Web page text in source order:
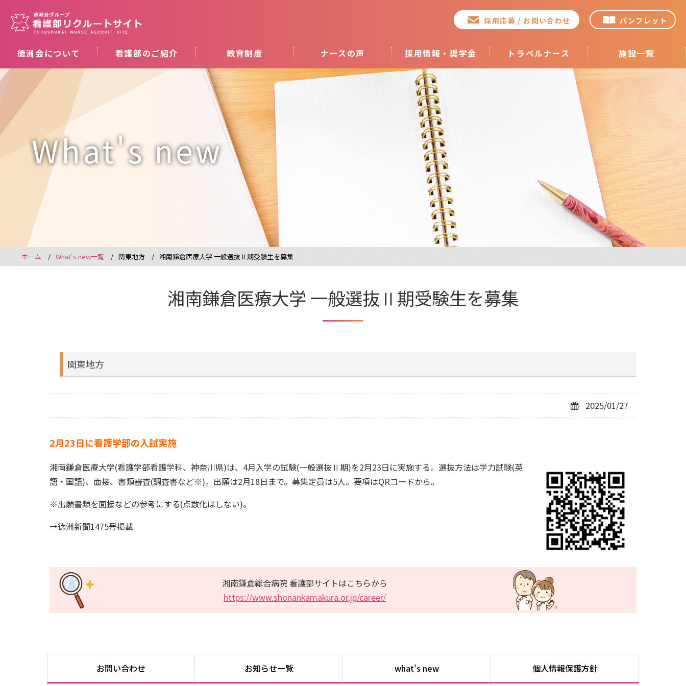
採用応募 / お問い合わせ パンフレット
徳洲会について 看護部のご紹介 教育制度 ナースの声 採用情報・奨学金 トラベルナース 施設一覧
What's new
ホーム What's new一覧 関東地方 湘南鎌倉医療大学 一般選抜Ⅱ期受験生を募集
湘南鎌倉医療大学 一般選抜Ⅱ期受験生を募集
関東地方
2025/01/27
2月23日に看護学部の入試実施
湘南鎌倉医療大学(看護学部看護学科、神奈川県)は、4月入学の試験(一般選抜Ⅱ期)を2月23日に実施する。選抜方法は学力試験(英
語・国語)、面接、書類審査(調査書など※)。出願は2月18日まで。募集定員は5人。要項はQRコードから。
※出願書類を面接などの参考にする(点数化はしない)。
→徳洲新聞1475号掲載
湘南鎌倉総合病院 看護部サイトはこちらから
https://www.shonankamakura.or.jp/career/
お問い合わせ お知らせ一覧 what's new 個人情報保護方針